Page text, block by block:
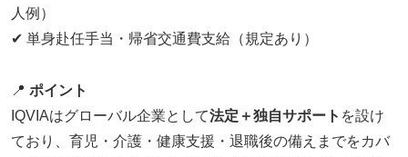
人例）
✔ 単身赴任手当・帰省交通費支給（規定あり）
📍 ポイント
IQVIAはグローバル企業として法定＋独自サポート を設け
ており、育児・介護・健康支援・退職後の備えまでをカバ